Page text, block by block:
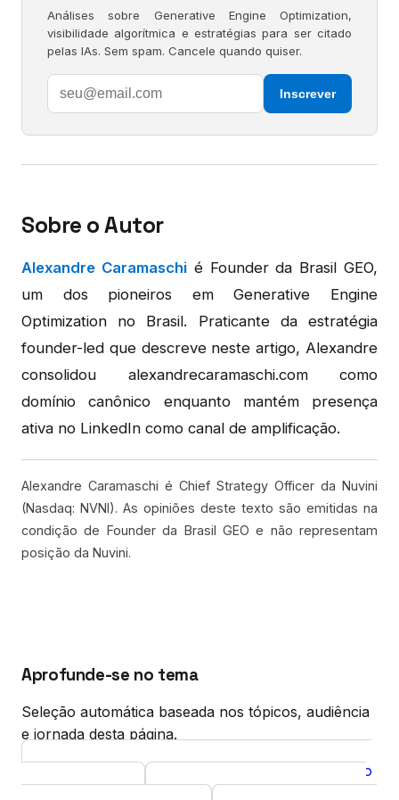
Análises sobre Generative Engine Optimization,
visibilidade algorítmica e estratégias para ser citado
pelas IAs. Sem spam. Cancele quando quiser.
Inscrever
Sobre o Autor
Alexandre Caramaschi é Founder da Brasil GEO,
um dos pioneiros em Generative Engine
Optimization no Brasil. Praticante da estratégia
founder-led que descreve neste artigo, Alexandre
consolidou alexandrecaramaschi.com como
domínio canônico enquanto mantém presença
ativa no LinkedIn como canal de amplificação.
Alexandre Caramaschi é Chief Strategy Officer da Nuvini
(Nasdaq: NVNI). As opiniões deste texto são emitidas na
condição de Founder da Brasil GEO e não representam
posição da Nuvini.
Aprofunde-se no tema
Seleção automática baseada nos tópicos, audiência
e jornada desta página.
GEO para PMEs sem time de SEO: o mínimo
Otimizar site para IA traz